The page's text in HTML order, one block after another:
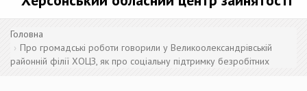
Головна
Про громадські роботи говорили у Великоолександрівській
районній філії ХОЦЗ, як про соціальну підтримку безробітних